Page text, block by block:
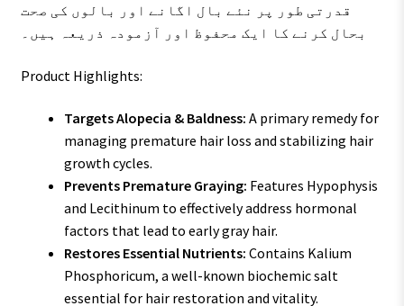
قدرتی طور پر نئے بال اگانے اور بالوں کی صحت
بحال کرنے کا ایک محفوظ اور آزمودہ ذریعہ ہیں۔
Product Highlights:
Targets Alopecia & Baldness: A primary remedy for
managing premature hair loss and stabilizing hair
growth cycles.
Prevents Premature Graying: Features Hypophysis
and Lecithinum to effectively address hormonal
factors that lead to early gray hair.
Restores Essential Nutrients: Contains Kalium
Phosphoricum, a well-known biochemic salt
essential for hair restoration and vitality.